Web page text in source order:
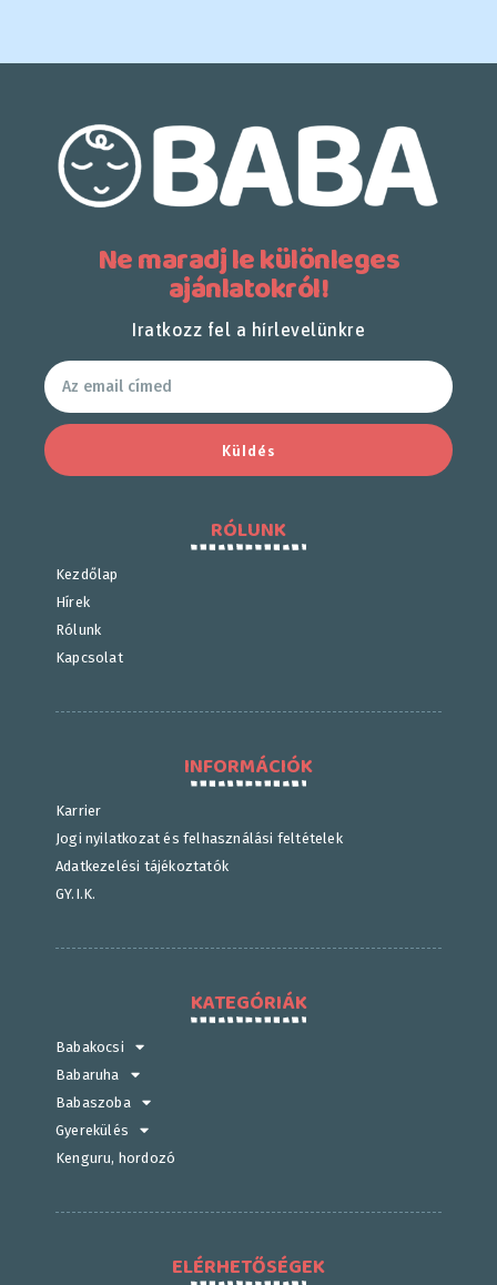
Ne maradj le különleges
ajánlatokról!
Iratkozz fel a hírlevelünkre
Küldés
RÓLUNK
Kezdőlap
Hírek
Rólunk
Kapcsolat
INFORMÁCIÓK
Karrier
Jogi nyilatkozat és felhasználási feltételek
Adatkezelési tájékoztatók
GY.I.K.
KATEGÓRIÁK
Babakocsi
Babaruha
Babaszoba
Gyerekülés
Kenguru, hordozó
ELÉRHETŐSÉGEK